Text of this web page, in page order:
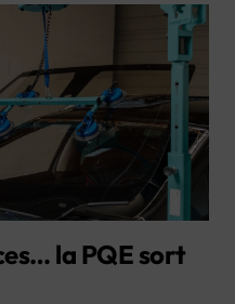
la PQE sort